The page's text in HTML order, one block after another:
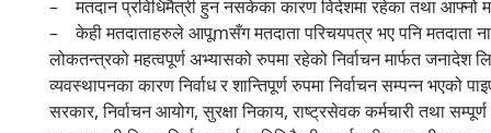
– मतदान प्रविधिमैत्री हुन नसकेका कारण विदेशमा रहेका तथा आफ्नो
– केही मतदाताहरुले आपूmसँग मतदाता परिचयपत्र भए पनि मतदाता
लोकतन्त्रको महत्वपूर्ण अभ्यासको रुपमा रहेको निर्वाचन मार्फत
व्यवस्थापनका कारण निर्वाध र शान्तिपूर्ण रुपमा निर्वाचन सम्पन्न
सरकार, निर्वाचन आयोग, सुरक्षा निकाय, राष्ट्रसेवक कर्मचारी तथा